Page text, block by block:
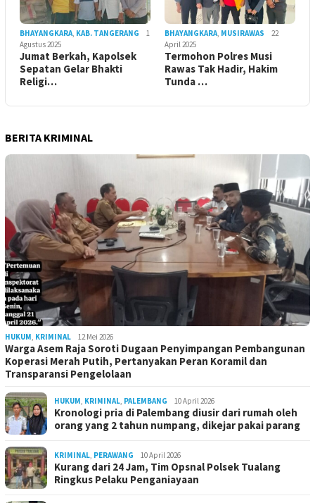
BHAYANGKARA KAB. TANGERANG
1
Agustus 2025
Jumat Berkah, Kapolsek
Sepatan Gelar Bhakti
Religi…
BHAYANGKARA MUSIRAWAS
22
April 2025
Termohon Polres Musi
Rawas Tak Hadir, Hakim
Tunda …
BERITA KRIMINAL
HUKUM KRIMINAL 12 Mei 2026
Warga Asem Raja Soroti Dugaan Penyimpangan Pembangunan
Koperasi Merah Putih, Pertanyakan Peran Koramil dan
Transparansi Pengelolaan
HUKUM KRIMINAL PALEMBANG 10 April 2026
Kronologi pria di Palembang diusir dari rumah oleh
orang yang 2 tahun numpang, dikejar pakai parang
KRIMINAL PERAWANG 10 April 2026
Kurang dari 24 Jam, Tim Opsnal Polsek Tualang
Ringkus Pelaku Penganiayaan